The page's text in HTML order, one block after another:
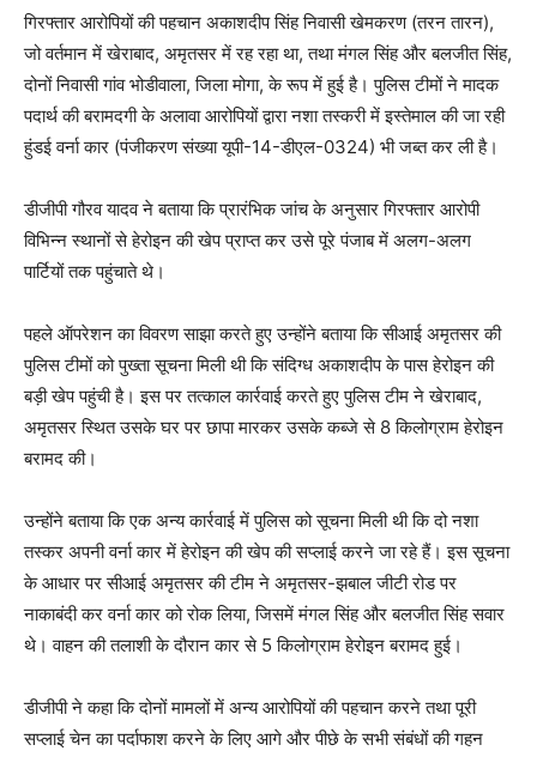
गिरफ्तार आरोपियों की पहचान अकाशदीप सिंह निवासी खेमकरण (तरन तारन),
जो वर्तमान में खेराबाद, अमृतसर में रह रहा था, तथा मंगल सिंह और बलजीत सिंह,
दोनों निवासी गांव भोडीवाला, जिला मोगा, के रूप में हुई है। पुलिस टीमों ने मादक
पदार्थ की बरामदगी के अलावा आरोपियों द्वारा नशा तस्करी में इस्तेमाल की जा रही
हुंडई वर्ना कार (पंजीकरण संख्या यूपी-14-डीएल-0324) भी जब्त कर ली है।
डीजीपी गौरव यादव ने बताया कि प्रारंभिक जांच के अनुसार गिरफ्तार आरोपी
विभिन्न स्थानों से हेरोइन की खेप प्राप्त कर उसे पूरे पंजाब में अलग-अलग
पार्टियों तक पहुंचाते थे।
पहले ऑपरेशन का विवरण साझा करते हुए उन्होंने बताया कि सीआई अमृतसर की
पुलिस टीमों को पुख्ता सूचना मिली थी कि संदिग्ध अकाशदीप के पास हेरोइन की
बड़ी खेप पहुंची है। इस पर तत्काल कार्रवाई करते हुए पुलिस टीम ने खेराबाद,
अमृतसर स्थित उसके घर पर छापा मारकर उसके कब्जे से 8 किलोग्राम हेरोइन
बरामद की।
उन्होंने बताया कि एक अन्य कार्रवाई में पुलिस को सूचना मिली थी कि दो नशा
तस्कर अपनी वर्ना कार में हेरोइन की खेप की सप्लाई करने जा रहे हैं। इस सूचना
के आधार पर सीआई अमृतसर की टीम ने अमृतसर-झबाल जीटी रोड पर
नाकाबंदी कर वर्ना कार को रोक लिया, जिसमें मंगल सिंह और बलजीत सिंह सवार
थे। वाहन की तलाशी के दौरान कार से 5 किलोग्राम हेरोइन बरामद हुई।
डीजीपी ने कहा कि दोनों मामलों में अन्य आरोपियों की पहचान करने तथा पूरी
सप्लाई चेन का पर्दाफाश करने के लिए आगे और पीछे के सभी संबंधों की गहन